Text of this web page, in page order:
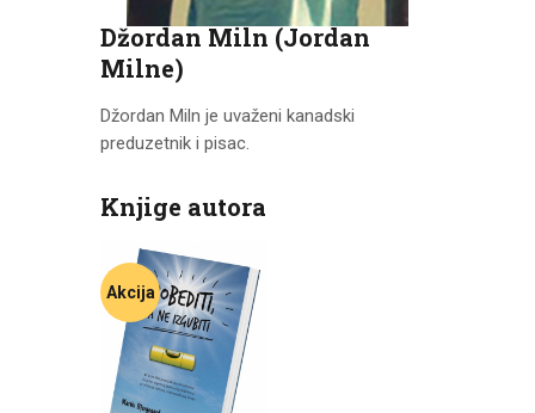
PISMO
Džordan Miln (Jordan
Milne)
Džordan Miln je uvaženi kanadski
preduzetnik i pisac.
Knjige autora
Akcija